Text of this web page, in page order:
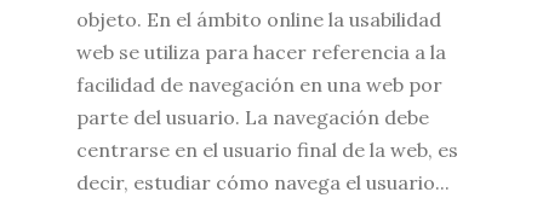
objeto. En el ámbito online la usabilidad
web se utiliza para hacer referencia a la
facilidad de navegación en una web por
parte del usuario. La navegación debe
centrarse en el usuario final de la web, es
decir, estudiar cómo navega el usuario...